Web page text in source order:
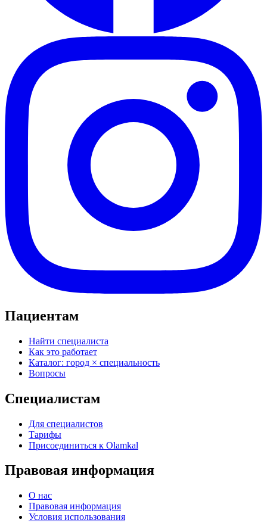
Пациентам
Найти специалиста
Как это работает
Каталог: город × специальность
Вопросы
Специалистам
Для специалистов
Тарифы
Присоединиться к Olamkal
Правовая информация
О нас
Правовая информация
Условия использования